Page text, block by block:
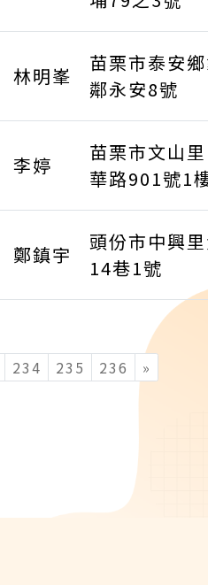
林明峯
苗栗市泰安
鄰永安8號
李婷
苗栗市文山
華路901號1
鄭鎮宇
頭份市中興
14巷1號
234 235 236 »